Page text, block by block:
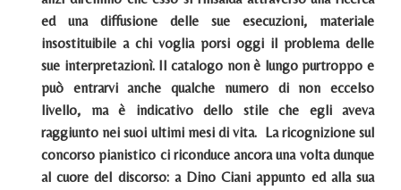
ed una diffusione delle sue esecuzioni, materiale
insostituibile a chi voglia porsi oggi il problema delle
sue interpretazionì. Il catalogo non è lungo purtroppo e
può entrarvi anche qualche numero di non eccelso
livello, ma è indicativo dello stile che egli aveva
raggiunto nei suoi ultimi mesi di vita. La ricognizione sul
concorso pianistico ci riconduce ancora una volta dunque
al cuore del discorso: a Dino Ciani appunto ed alla sua